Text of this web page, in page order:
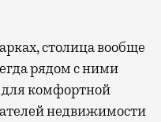
столица вообще
рядом с ними
комфортной
недвижимости